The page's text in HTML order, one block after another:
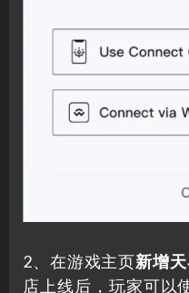
2、在游戏主页新增
店上线后，玩家可以